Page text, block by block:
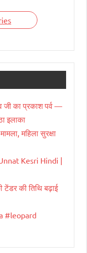
के बारे में।
का प्रकाश पर्व —
इलाका
महिला सुरक्षा
Kesri Hindi |
की तिथि बढ़ाई
#leopard